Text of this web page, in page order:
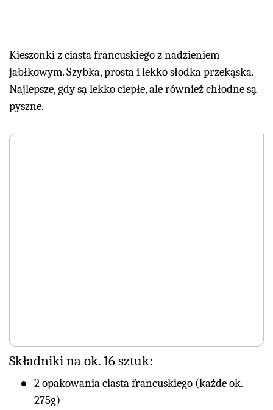
Kieszonki z ciasta francuskiego z nadzieniem
jabłkowym. Szybka, prosta i lekko słodka przekąska.
Najlepsze, gdy są lekko ciepłe, ale również chłodne są
pyszne.
Składniki na ok. 16 sztuk:
2 opakowania ciasta francuskiego (każde ok.
275g)